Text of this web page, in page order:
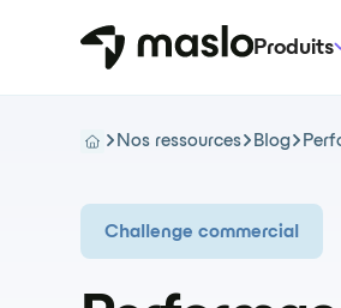
Produits
Nos ressources Blog
Challenge commercial